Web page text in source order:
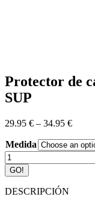
Protector de
SUP
29.95 € – 34.95 €
Medida
Protector
de
canto
Radz
GO!
DESCRIPCIÓN